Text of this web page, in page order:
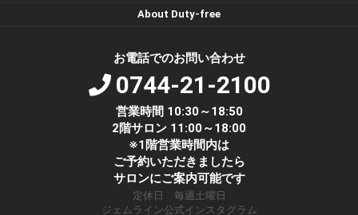
About Duty-free
お電話でのお問い合わせ
0744-21-2100
営業時間 10:30～18:50
2階サロン 11:00～18:00
※1階営業時間内は
ご予約いただきましたら
サロンにご案内可能です
定休日 毎週土曜日
ジェムライン公式インスタグラム